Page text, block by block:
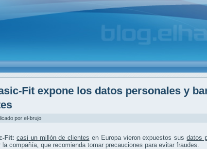
Fit expone los datos personales y
por el-brujo
Fit: casi un millón de clientes en Europa vieron expuestos susdatos
compañía, que recomienda tomar precauciones para evitar fraudes.